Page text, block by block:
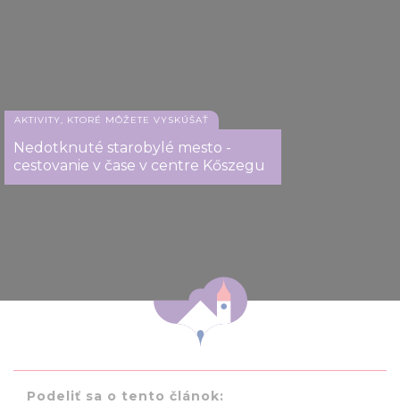
AKTIVITY, KTORÉ MÔŽETE VYSKÚŠAŤ
Nedotknuté starobylé mesto -
cestovanie v čase v centre Kőszegu
Podeliť sa o tento článok: